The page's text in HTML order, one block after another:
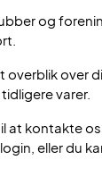
og
overblik over
varer.
at kontakte
eller du